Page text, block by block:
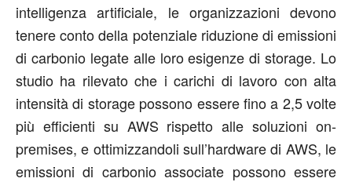
intelligenza artificiale, le organizzazioni devono
tenere conto della potenziale riduzione di emissioni
di carbonio legate alle loro esigenze di storage. Lo
studio ha rilevato che i carichi di lavoro con alta
intensità di storage possono essere fino a 2,5 volte
più efficienti su AWS rispetto alle soluzioni on-
premises, e ottimizzandoli sull’hardware di AWS, le
emissioni di carbonio associate possono essere